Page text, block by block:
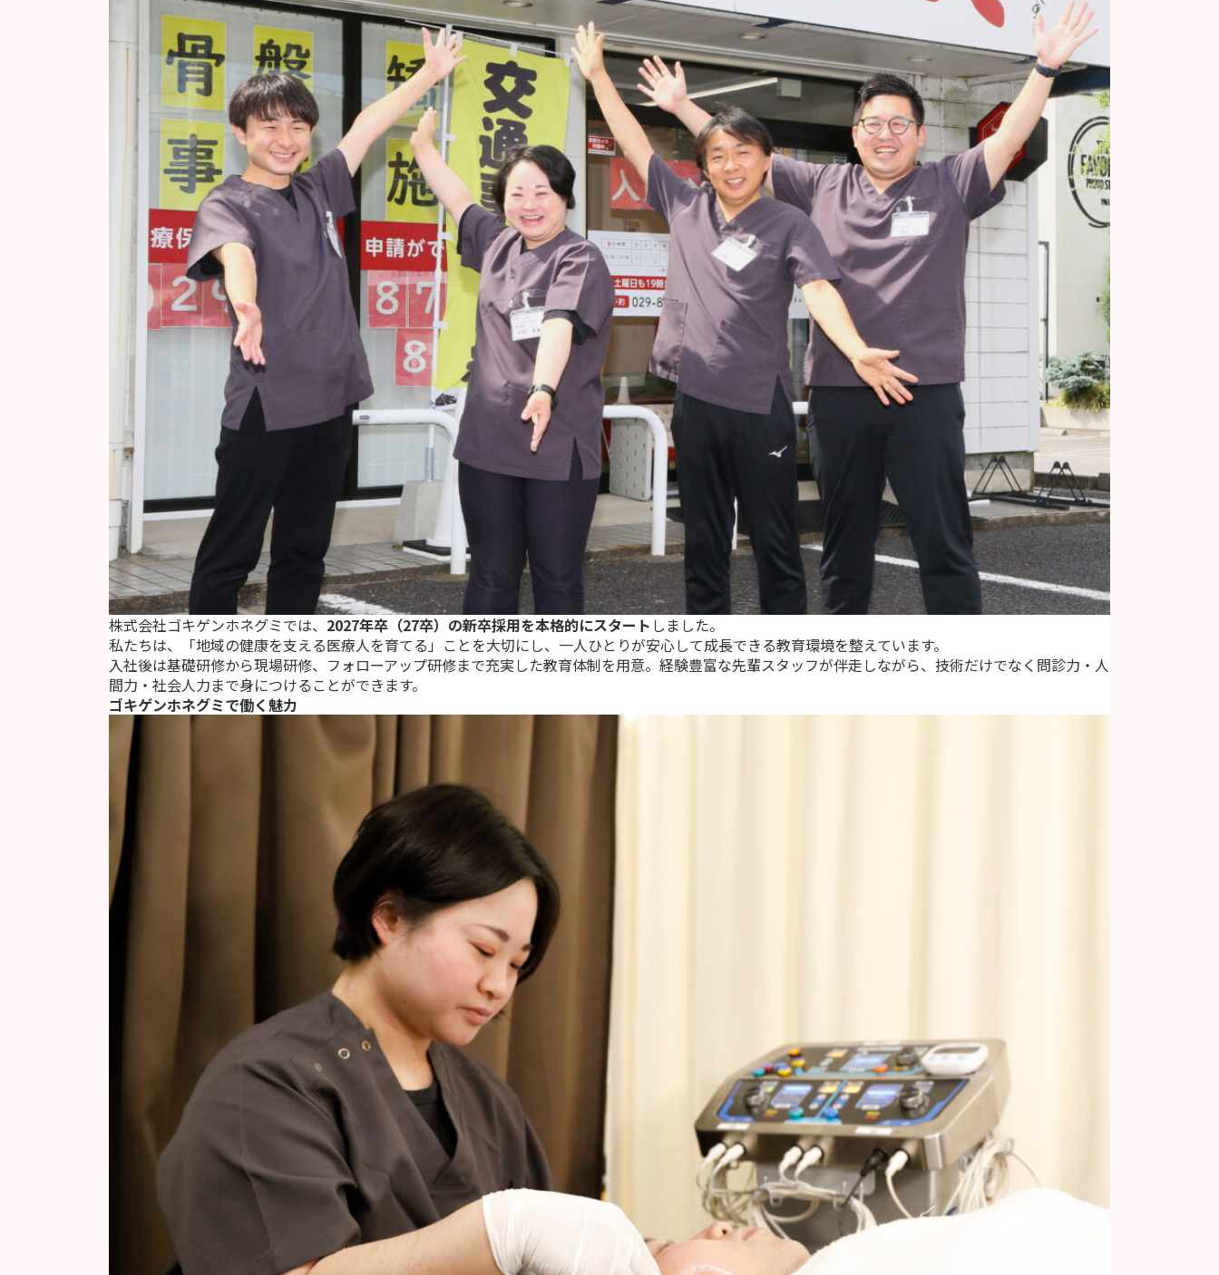
株式会社ゴキゲンホネグミでは、 2027年卒（27卒）の新卒採用を本格的にスタート しました。
私たちは、「地域の健康を支える医療人を育てる」ことを大切にし、一人ひとりが安心して成長できる教育環境を整えています。
入社後は基礎研修から現場研修、フォローアップ研修まで充実した教育体制を用意。経験豊富な先輩スタッフが伴走しながら、技術だけでなく問診力・人
間力・社会人力まで身につけることができます。
ゴキゲンホネグミで働く魅力